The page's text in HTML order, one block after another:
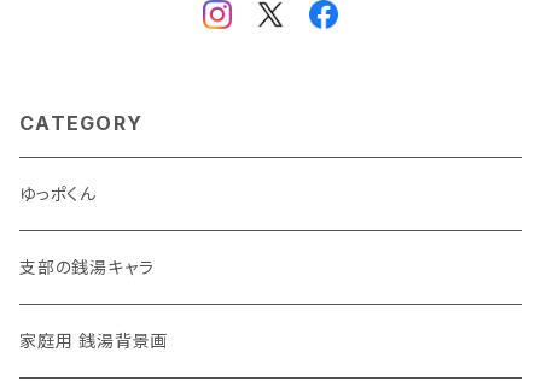
CATEGORY
ゆっポくん
支部の銭湯キャラ
家庭用 銭湯背景画